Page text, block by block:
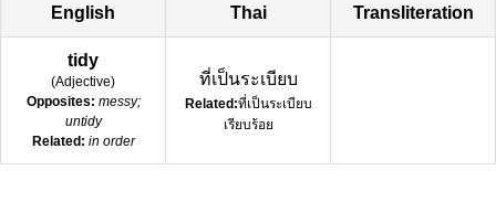
English Thai Transliteration
tidy
(Adjective)
Opposites: messy;
untidy
Related: in order
ที่เป็นระเบียบ
Related:ที่เป็นระเบียบ
เรียบร้อย